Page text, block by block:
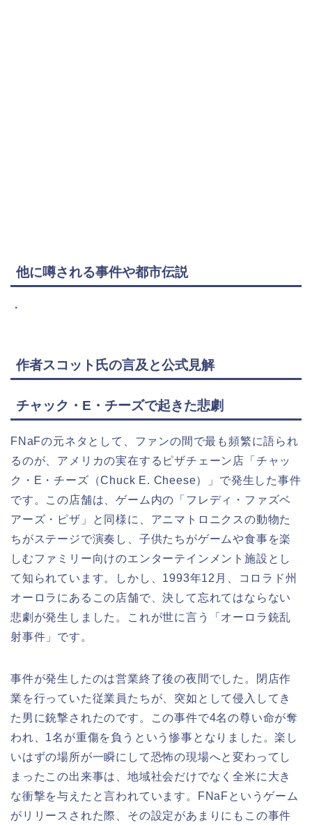
他に噂される事件や都市伝説
・
作者スコット氏の言及と公式見解
チャック・E・チーズで起きた悲劇
FNaFの元ネタとして、ファンの間で最も頻繁に語られ
るのが、アメリカの実在するピザチェーン店「チャッ
ク・E・チーズ（Chuck E. Cheese）」で発生した事件
です。この店舗は、ゲーム内の「フレディ・ファズベ
アーズ・ピザ」と同様に、アニマトロニクスの動物た
ちがステージで演奏し、子供たちがゲームや食事を楽
しむファミリー向けのエンターテインメント施設とし
て知られています。しかし、1993年12月、コロラド州
オーロラにあるこの店舗で、決して忘れてはならない
悲劇が発生しました。これが世に言う「オーロラ銃乱
射事件」です。
事件が発生したのは営業終了後の夜間でした。閉店作
業を行っていた従業員たちが、突如として侵入してき
た男に銃撃されたのです。この事件で4名の尊い命が奪
われ、1名が重傷を負うという惨事となりました。楽し
いはずの場所が一瞬にして恐怖の現場へと変わってし
まったこの出来事は、地域社会だけでなく全米に大き
な衝撃を与えたと言われています。FNaFというゲーム
がリリースされた際、その設定があまりにもこの事件